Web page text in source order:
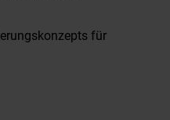
für